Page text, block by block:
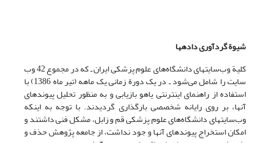
شیوة گردآوری داده­ها
کلیة وب‌سایتهای دانشگاه‌های علوم پزشکی ایران ـ که در مجموع 42 وب
سایت را شامل می‌شود ـ در یک دورة زمانی یک ماهه (تیر ماه 1386) با
استفاده از راهنمای اینترنتی یاهو بازیابی و به منظور تحلیل پیوندهای
آنها، بر روی رایانه شخصصی بارگذاری گردیدند. با توجه به اینکه
وب‌سایتهای دانشگاه‌های علوم پزشکی قم و زابل، مشکل فنی داشتند و
امکان استخراج پیوندهای آنها و جود نداشت، از جامعه پژوهش حذف و